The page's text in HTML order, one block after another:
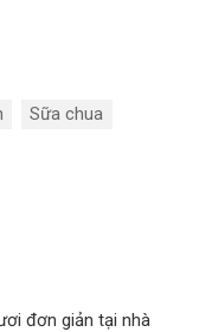
Sữa chua
đơn giản tại nhà